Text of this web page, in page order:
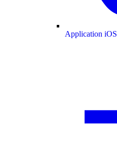
Application iOS